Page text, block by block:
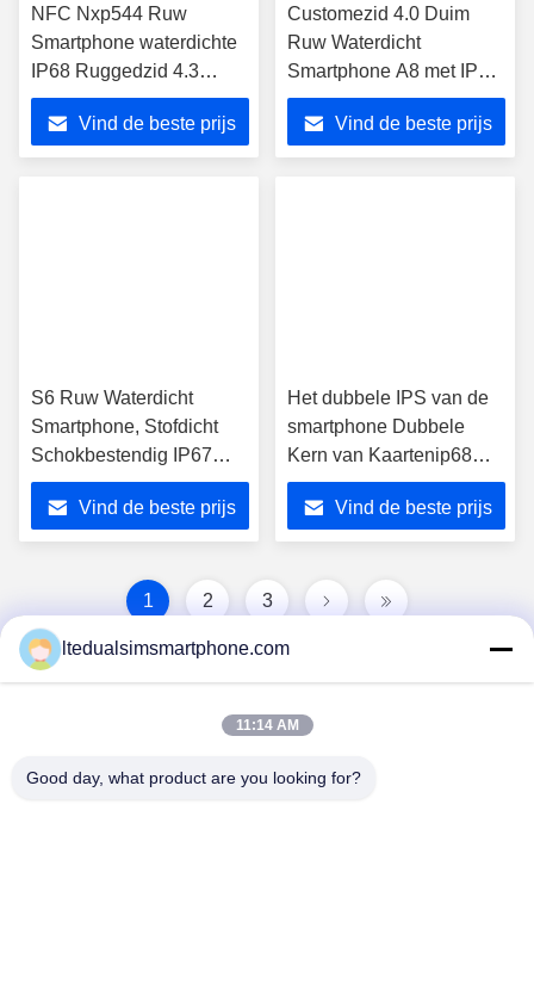
NFC Nxp544 Ruw
Smartphone waterdichte
IP68 Ruggedzid 4.3
Duimtelefoon A9
Vind de beste prijs
Customezid 4.0 Duim
Ruw Waterdicht
Smartphone A8 met IPS
van NFC GPS
Vind de beste prijs
S6 Ruw Waterdicht
Smartphone, Stofdicht
Schokbestendig IP67
Ruw Smartphone
Vind de beste prijs
Het dubbele IPS van de
smartphone Dubbele
Kern van Kaartenip68
Ruggedzid 4.3inch
SchermVind de beste prijs
1 2 3
China Android Phone Online Marketplace
ltedualsimsmartphone.com
11:14 AM
Good day, what product are you looking for?